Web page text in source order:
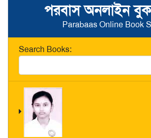
পরবাস অনলাইন
Parabaas Online Book
Search Books: